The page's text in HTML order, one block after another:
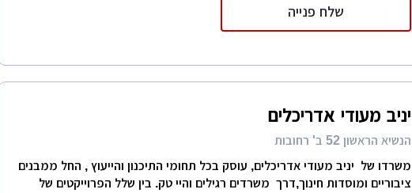
שלח פנייה
יניב מעודי אדריכלים
הנשיא הראשון 52 ב' רחובות
משרדו של יניב מעודי אדריכלים, עוסק בכל תחומי התיכנון והייעוץ , החל ממבנים
ציבוריים ומוסדות חינוך,דרך משרדים רגילים והיי טק. בין שלל הפרוייקטים של